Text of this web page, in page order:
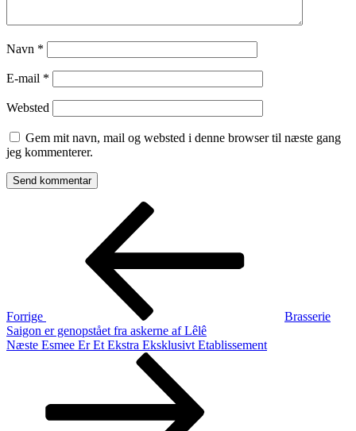
Navn *
E-mail *
Websted
Gem mit navn, mail og websted i denne browser til næste gang
jeg kommenterer.
Indlægsnavigation
Forrige
Brasserie
Saigon er genopstået fra askerne af Lêlê
Næste
Næste Esmee Er Et Ekstra Eksklusivt Etablissement